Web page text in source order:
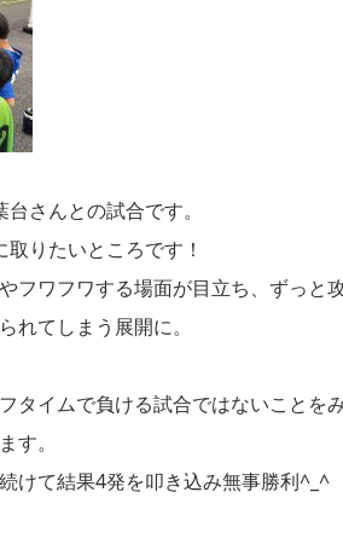
さんとの試合です。
りたいところです！
フワフワする場面が目立ち、ずっと
れてしまう展開に。
タイムで負ける試合ではないことを
す。
けて結果4発を叩き込み無事勝利^_^